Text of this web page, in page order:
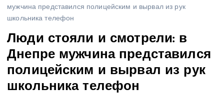
мужчина представился полицейским и вырвал из рук
школьника телефон
Люди стояли и смотрели: в
Днепре мужчина представился
полицейским и вырвал из рук
школьника телефон